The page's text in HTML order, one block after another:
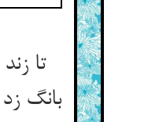
تا
بانگ